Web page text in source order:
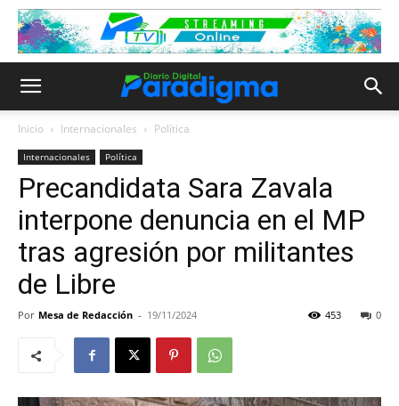
Inicio Internacionales Política
Internacionales Política
Precandidata Sara Zavala
interpone denuncia en el MP
tras agresión por militantes
de Libre
Por Mesa de Redacción - 19/11/2024 0
453